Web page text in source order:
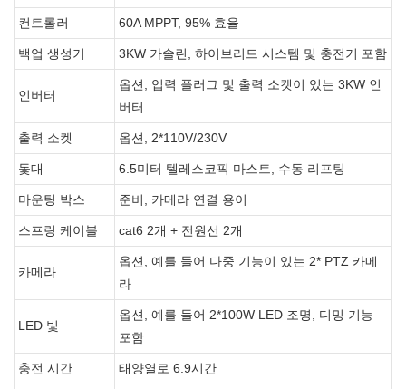
컨트롤러 60A MPPT, 95% 효율
백업 생성기 3KW 가솔린, 하이브리드 시스템 및 충전기 포함
인버터
옵션, 입력 플러그 및 출력 소켓이 있는 3KW 인
버터
출력 소켓 옵션, 2*110V/230V
돛대 6.5미터 텔레스코픽 마스트, 수동 리프팅
마운팅 박스 준비, 카메라 연결 용이
스프링 케이블 cat6 2개 + 전원선 2개
카메라
옵션, 예를 들어 다중 기능이 있는 2* PTZ 카메
라
LED 빛
옵션, 예를 들어 2*100W LED 조명, 디밍 기능
포함
충전 시간 태양열로 6.9시간